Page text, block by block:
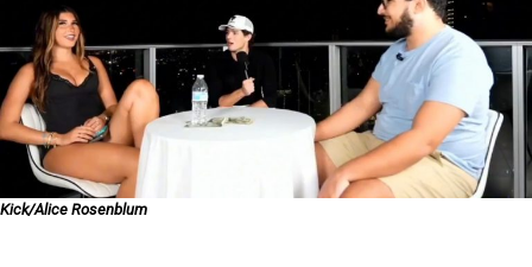
Kick/Alice Rosenblum